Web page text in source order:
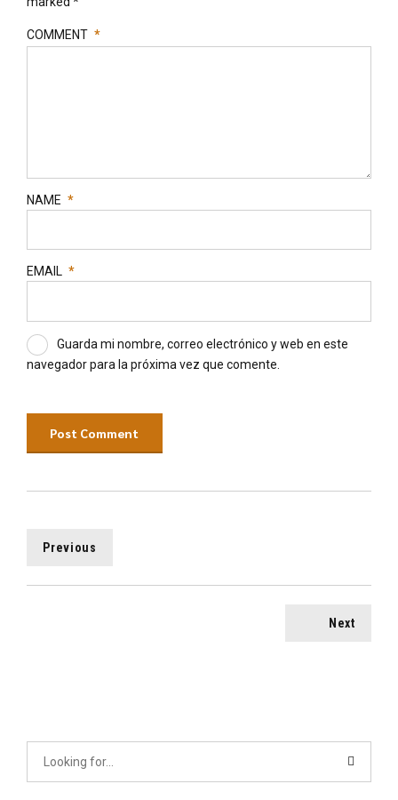
COMMENT *
NAME *
EMAIL *
Guarda mi nombre, correo electrónico y web en este
navegador para la próxima vez que comente.
Post Comment
Previous
Next